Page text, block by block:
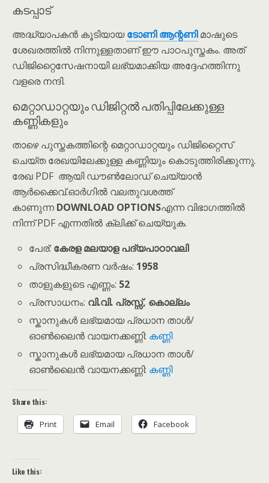
കടപ്പാട്
അദ്ധ്യാപകൻ കൂടിയായടോണി ആന്റണിമാഷുടെ
ശേഖരത്തിൽ നിന്നുള്ളതാണ് ഈ പാഠപുസ്തകം. അത്
ഡിജിറ്റൈസേഷനായി ലഭ്യമാക്കിയ അദ്ദേഹത്തിന്നു
വളരെ നന്ദി.
മെറ്റാഡാറ്റയും ഡിജിറ്റൽ പതിപ്പിലേക്കുള്ള
കണ്ണികളും
താഴെ പുസ്തകത്തിന്റെ മെറ്റാഡാറ്റയും ഡിജിറ്റൈസ്
ചെയ്ത രേഖയിലേക്കുള്ള കണ്ണിയും കൊടുത്തിരിക്കുന്നു.
രേഖ PDF ആയി ഡൗൺലോഡ് ചെയ്യാൻ
ആർക്കൈവ്.ഓർഗിൽ വലതുവശത്ത്
കാണുന്നDOWNLOAD OPTIONSഎന്ന വിഭാഗത്തിൽ
നിന്ന് PDF എന്നതിൽ ക്ലിക്ക് ചെയ്യുക.
പേര്:കേരള മലയാള പദ്യപാഠാവലി
പ്രസിദ്ധീകരണ വർഷം: 1958
താളുകളുടെ എണ്ണം: 52
പ്രസാധനം: വി.വി. പ്രസ്സ്, കൊല്ലം
സ്കാനുകൾ ലഭ്യമായ പ്രധാന താൾ/
ഓൺലൈൻ വായനക്കണ്ണി: കണ്ണി
സ്കാനുകൾ ലഭ്യമായ പ്രധാന താൾ/
ഓൺലൈൻ വായനക്കണ്ണി: കണ്ണി
Share this:
Print Email Facebook
Like this: